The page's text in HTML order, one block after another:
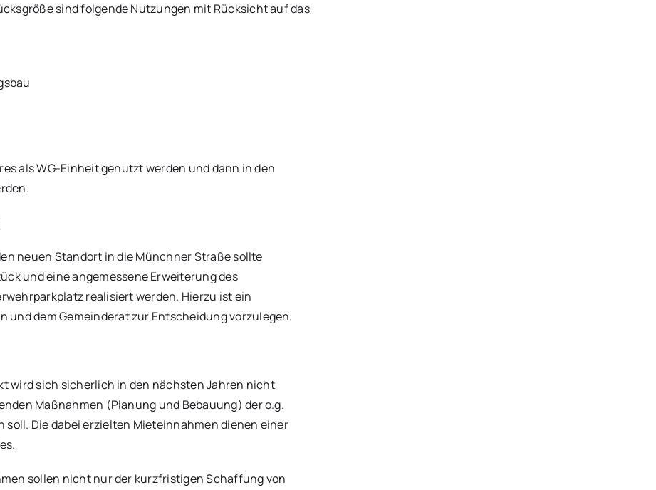
sind folgende Nutzungen mit Rücksicht auf das
als WG-Einheit genutzt werden und dann in den
neuen Standort in die Münchner Straße sollte
und eine angemessene Erweiterung des
realisiert werden. Hierzu ist ein
dem Gemeinderat zur Entscheidung vorzulegen.
wird sich sicherlich in den nächsten Jahren nicht
Maßnahmen (Planung und Bebauung) der o.g.
Die dabei erzielten Mieteinnahmen dienen einer
sollen nicht nur der kurzfristigen Schaffung von